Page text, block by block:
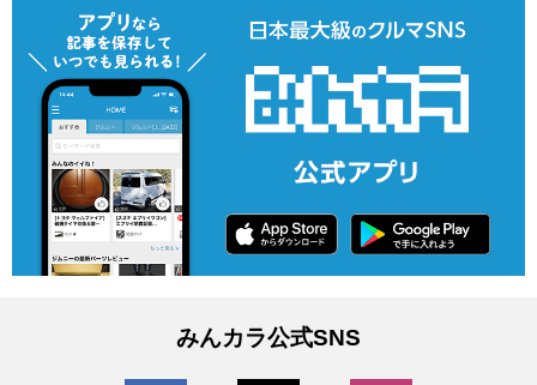
みんカラ公式SNS